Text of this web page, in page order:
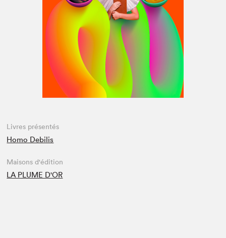
Espace médias
Livres présentés
Homo Debilis
Maisons d'édition
LA PLUME D'OR